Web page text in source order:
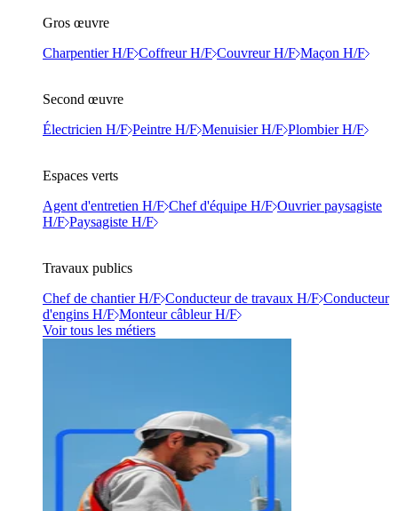
Gros œuvre
Charpentier H/F Coffreur H/F Couvreur H/F Maçon H/F
Second œuvre
Électricien H/F Peintre H/F Menuisier H/F Plombier H/F
Espaces verts
Agent d'entretien H/F Chef d'équipe H/F Ouvrier paysagiste
H/F Paysagiste H/F
Travaux publics
Chef de chantier H/F Conducteur de travaux H/F Conducteur
d'engins H/F Monteur câbleur H/F
Voir tous les métiers